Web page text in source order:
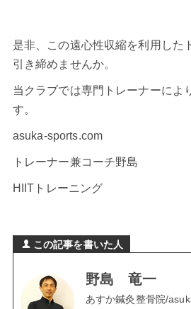
是非、この遠心性収縮を利用した
引き締めませんか。
当クラブでは専門トレーナーによ
す。
asuka-sports.com
トレーナー兼コーチ野島
HIITトレーニング
この記事を書いた人
野島 竜一
あすか鍼灸整骨院/